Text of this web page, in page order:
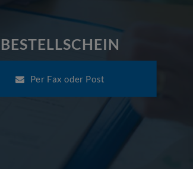
BESTELLSCHEIN
Per Fax oder Post